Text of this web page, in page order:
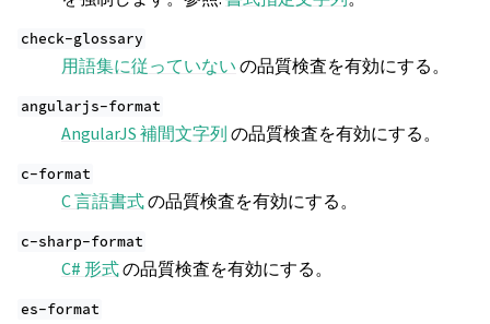
check-glossary
用語集に従っていないの品質検査を有効にする。
angularjs-format
AngularJS 補間文字列の品質検査を有効にする。
c-format
C 言語書式の品質検査を有効にする。
c-sharp-format
C# 形式の品質検査を有効にする。
es-format